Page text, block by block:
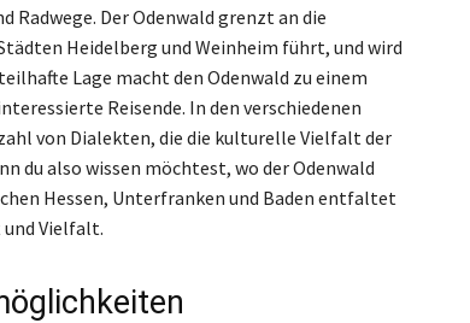
Radwege. Der Odenwald grenzt an die
Heidelberg und Weinheim führt, und wird
Lage macht den Odenwald zu einem
Reisende. In den verschiedenen
von Dialekten, die die kulturelle Vielfalt der
du also wissen möchtest, wo der Odenwald
Hessen, Unterfranken und Baden entfaltet
Vielfalt.